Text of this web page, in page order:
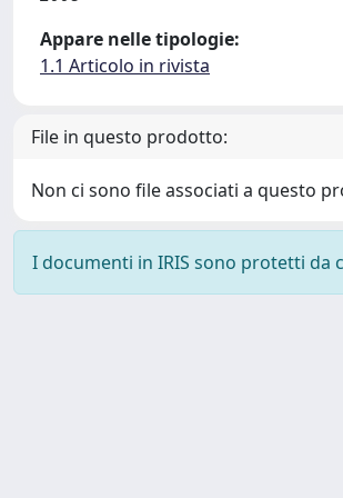
Appare nelle tipologie:
1.1 Articolo in rivista
File in questo prodotto:
Non ci sono file associati a questo
I documenti in IRIS sono protetti da